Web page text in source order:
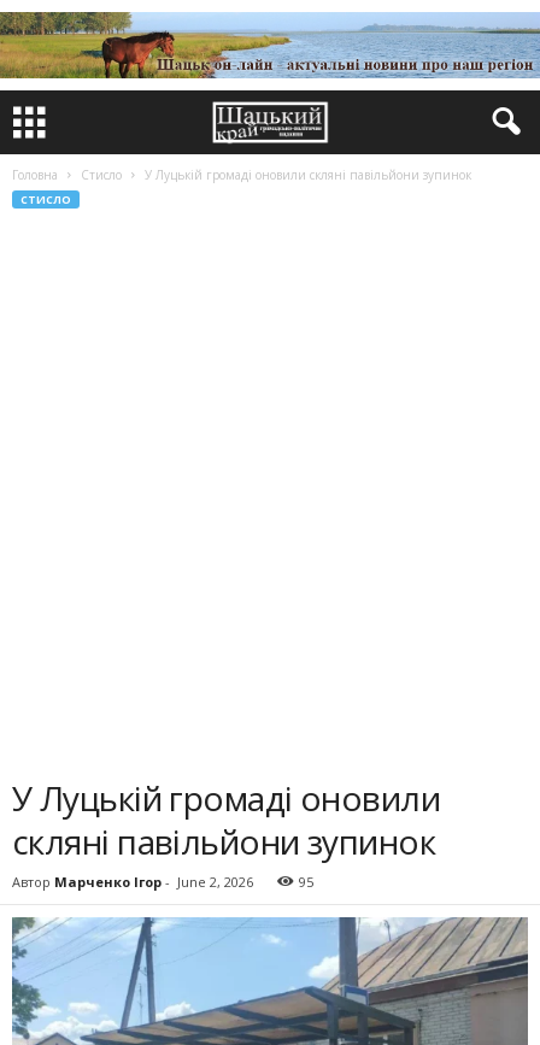
Головна Стисло У Луцькій громаді оновили скляні павільйони зупинок
СТИСЛО
У Луцькій громаді оновили
скляні павільйони зупинок
Автор Марченко Ігор - June 2, 2026 95